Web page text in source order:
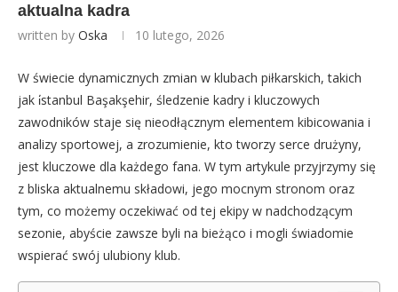
aktualna kadra
written by Oska 10 lutego, 2026
W świecie dynamicznych zmian w klubach piłkarskich, takich
jak i̇stanbul Başakşehir, śledzenie kadry i kluczowych
zawodników staje się nieodłącznym elementem kibicowania i
analizy sportowej, a zrozumienie, kto tworzy serce drużyny,
jest kluczowe dla każdego fana. W tym artykule przyjrzymy się
z bliska aktualnemu składowi, jego mocnym stronom oraz
tym, co możemy oczekiwać od tej ekipy w nadchodzącym
sezonie, abyście zawsze byli na bieżąco i mogli świadomie
wspierać swój ulubiony klub.